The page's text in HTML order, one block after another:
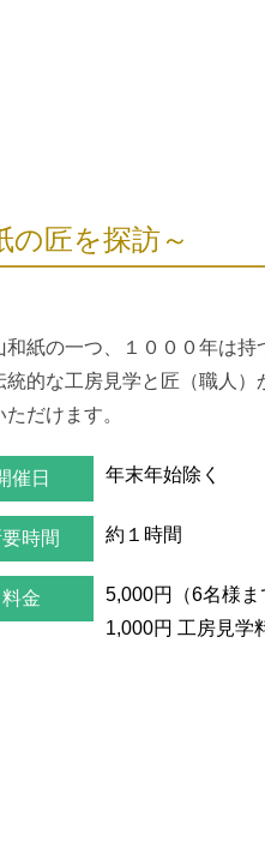
の匠を探訪～
和紙の一つ、１０００年は
統的な工房見学と匠（職人
ただけます。
催日 年末年始除く
要時間 約１時間
料金
5,000円（6名様
1,000円 工房見